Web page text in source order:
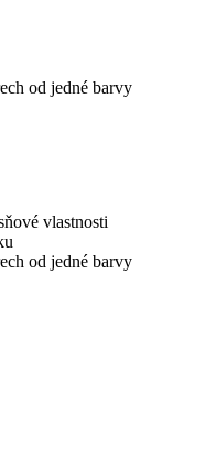
od jedné barvy
vlastnosti
od jedné barvy